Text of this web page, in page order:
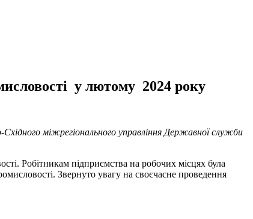
у лютому 2024 року
Східного міжрегіонального управління Державної служби
Робітникам підприємства на робочих місцях була
Звернуто увагу на своєчасне проведення